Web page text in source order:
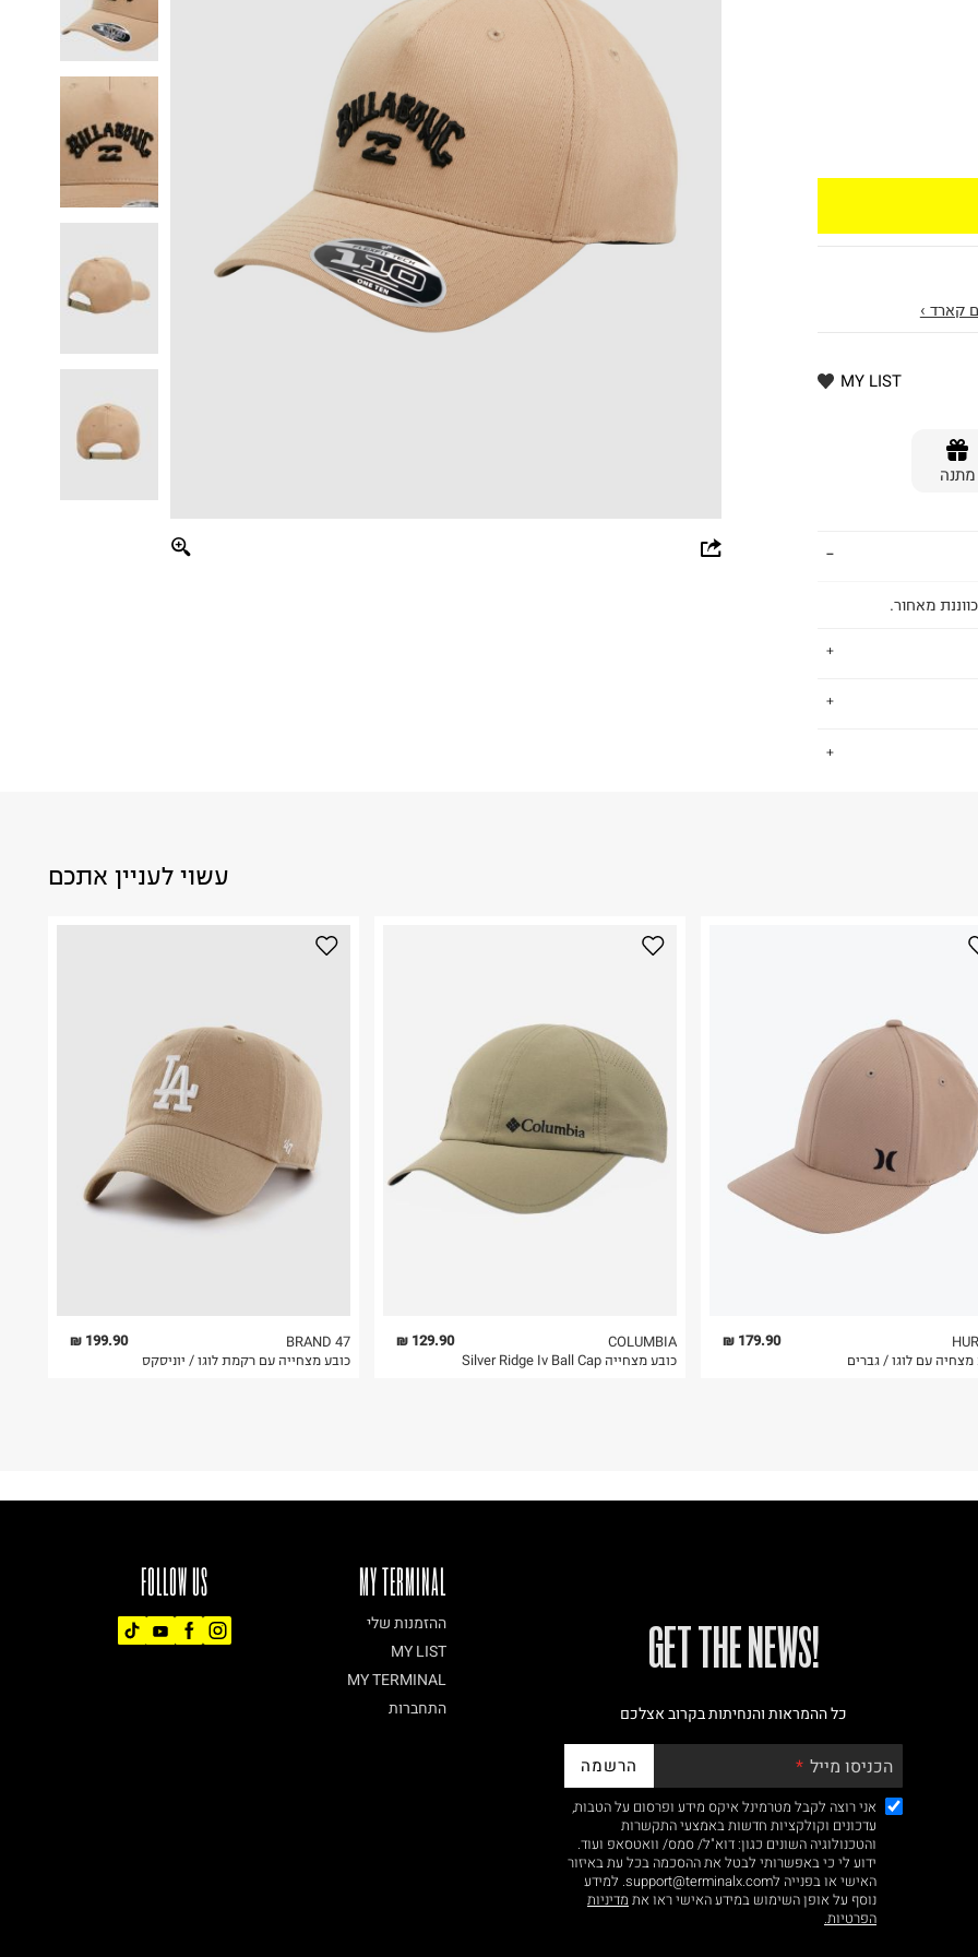
קארד ›
MY LIST
מתנה
מאחור.
על גבי החבילה
באתר בלבד
בלבד. לא ניתן
עשוי לעניין אתכם
199.90 ₪
BRAND 47
כובע מצחייה עם רקמת לוגו / יוניסקס
129.90 ₪
COLUMBIA
כובע מצחייה Silver Ridge Iv Ball Cap
179.90 ₪
מצחיה עם לוגו / גברים
FOLLOW US MY TERMINAL
ההזמנות שלי
MY LIST
MY TERMINAL
התחברות
!GET THE NEWS
כל ההמראות והנחיתות בקרוב אצלכם
הכניסו מייל הרשמה
אני רוצה לקבל מטרמינל איקס מידע ופרסום על הטבות,
עדכונים וקולקציות חדשות באמצעי התקשרות
והטכנולוגיה השונים כגון: דוא"ל/ סמס/ וואטסאפ ועוד.
ידוע לי כי באפשרותי לבטל את ההסכמה בכל עת באיזור
האישי או בפנייה לsupport@terminalx.com. למידע
נוסף על אופן השימוש במידע האישי ראו את מדיניות
הפרטיות.